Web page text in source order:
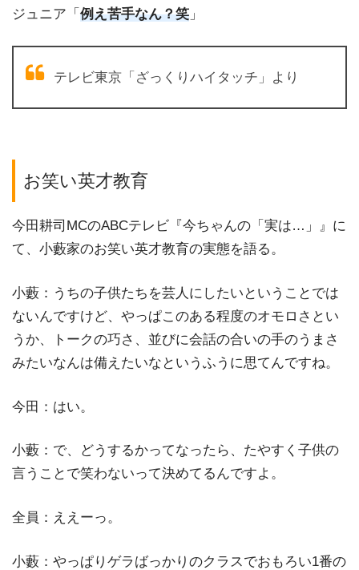
ジュニア「 例え苦手なん？笑 」
テレビ東京「ざっくりハイタッチ」より
お笑い英才教育
今田耕司MCのABCテレビ『今ちゃんの「実は…」』に
て、小藪家のお笑い英才教育の実態を語る。
小藪：うちの子供たちを芸人にしたいということでは
ないんですけど、やっぱこのある程度のオモロさとい
うか、トークの巧さ、並びに会話の合いの手のうまさ
みたいなんは備えたいなというふうに思てんですね。
今田：はい。
小藪：で、どうするかってなったら、たやすく子供の
言うことで笑わないって決めてるんですよ。
全員：ええーっ。
小藪：やっぱりゲラばっかりのクラスでおもろい1番の